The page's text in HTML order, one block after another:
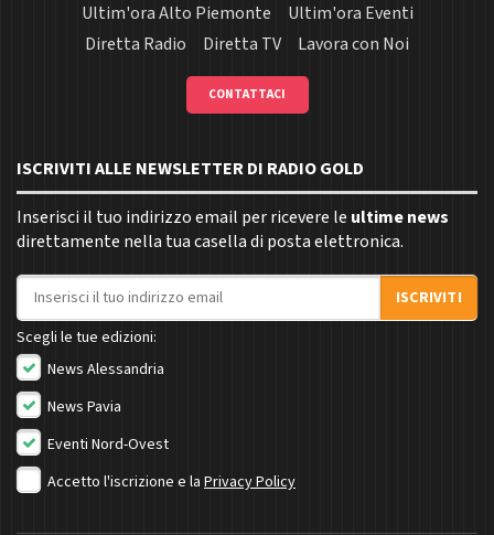
Ultim'ora Alto Piemonte
Ultim'ora Eventi
Diretta Radio
Diretta TV Lavora con Noi
CONTATTACI
ISCRIVITI ALLE NEWSLETTER DI RADIO GOLD
Inserisci il tuo indirizzo email per ricevere le ultime news
direttamente nella tua casella di posta elettronica.
Indirizzo email
ISCRIVITI
Scegli le tue edizioni:
News Alessandria
News Pavia
Eventi Nord-Ovest
Accetto l'iscrizione e la Privacy Policy